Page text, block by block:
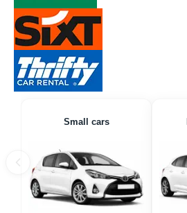
Small cars